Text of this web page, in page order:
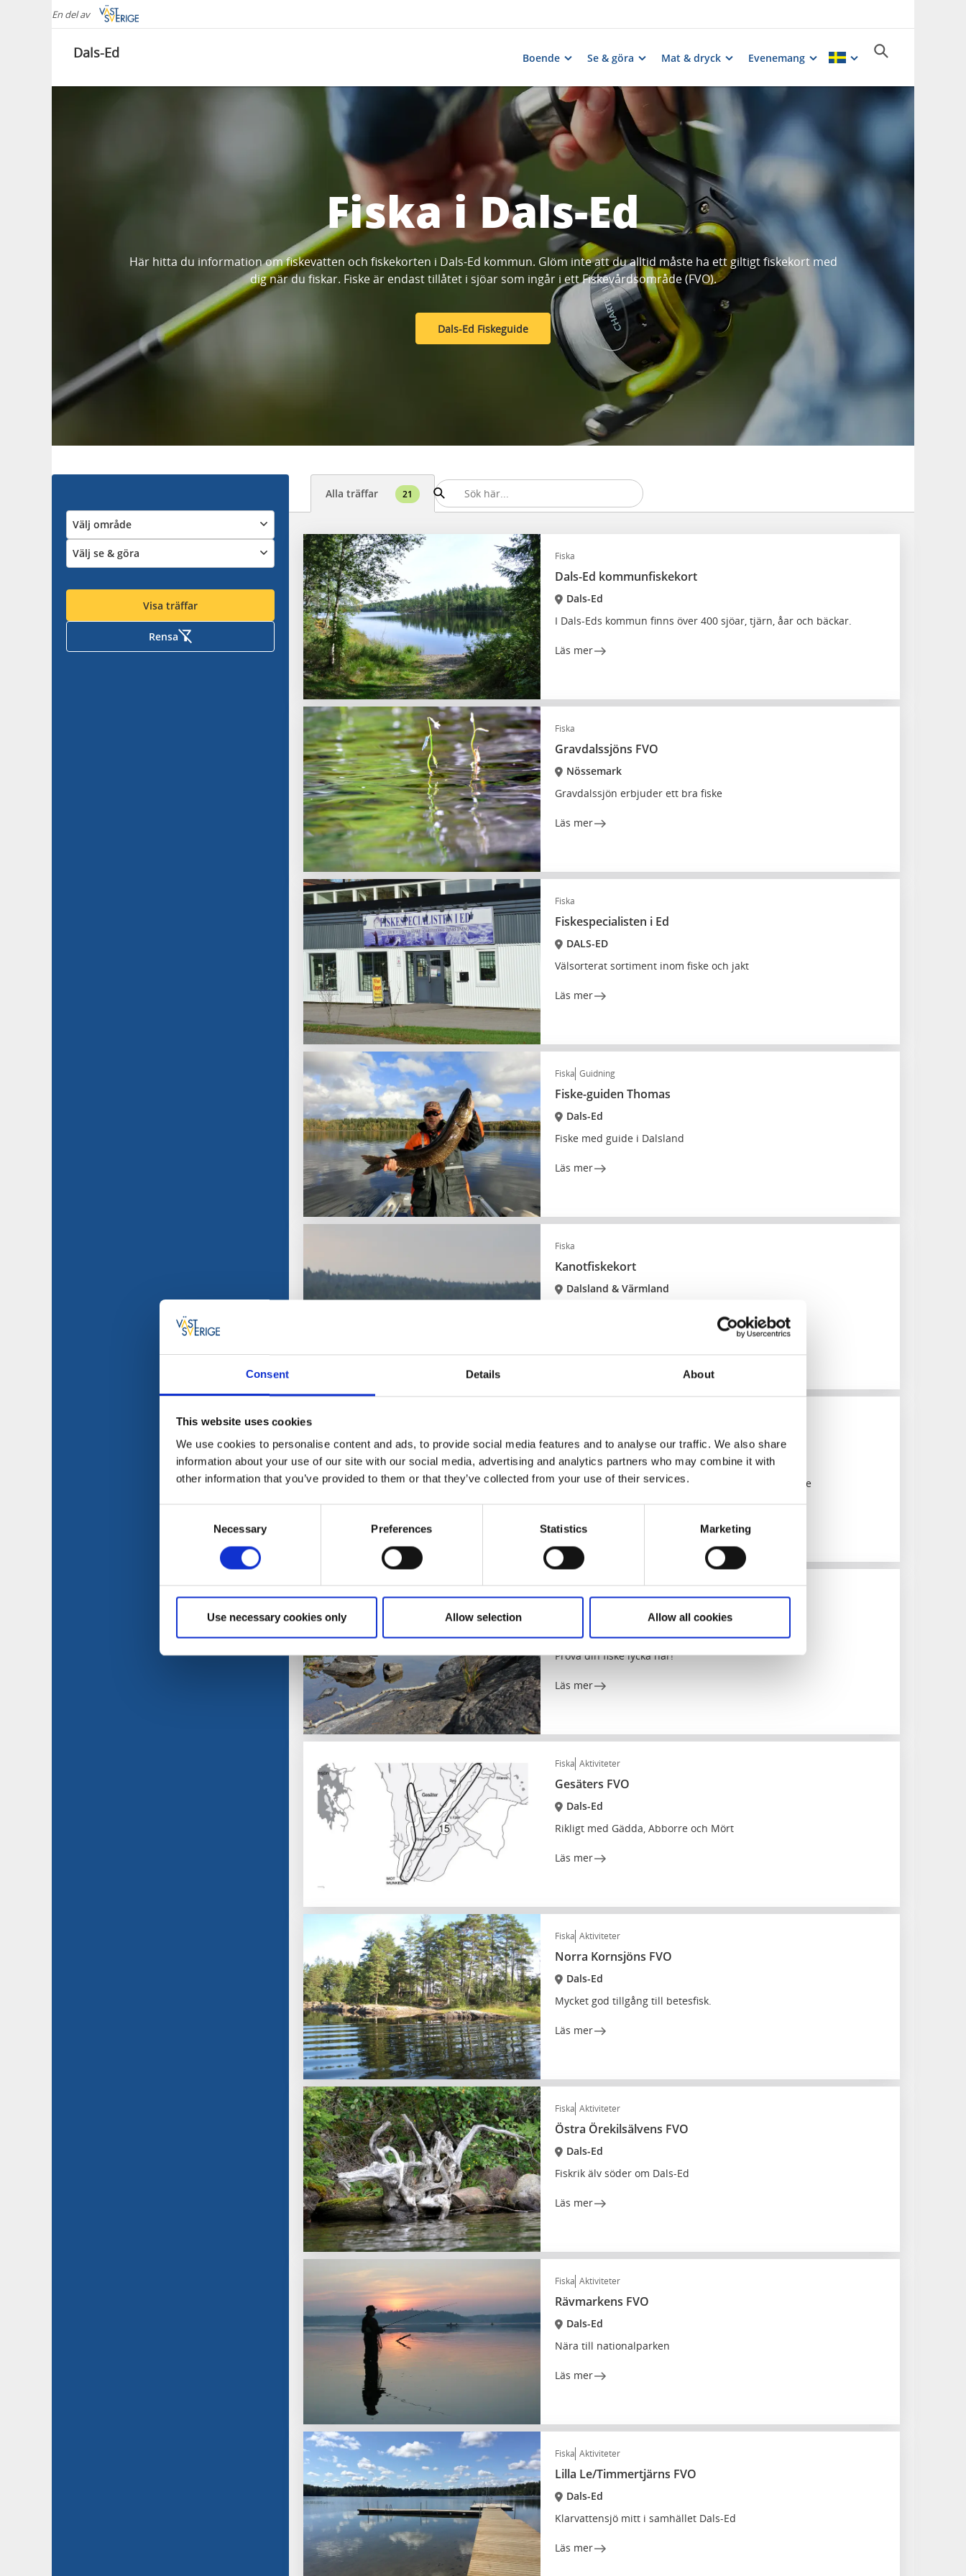
Consent Details About
This website uses cookies
We use cookies to personalise content and ads, to provide social media features and to analyse our traffic. We also share
information about your use of our site with our social media, advertising and analytics partners who may combine it with
other information that you’ve provided to them or that they’ve collected from your use of their services.
Necessary Preferences Statistics Marketing
Use necessary cookies only Allow selection Allow all cookies
En del av
Dals-Ed Boende Se & göra Mat & dryck Evenemang
Fiska i Dals-Ed
Här hitta du information om fiskevatten och fiskekorten i Dals-Ed kommun. Glöm inte att du alltid måste ha ett giltigt fiskekort med
dig när du fiskar. Fiske är endast tillåtet i sjöar som ingår i ett Fiskevårdsområde (FVO).
Dals-Ed Fiskeguide
Välj område
Välj se & göra
Visa träffar
Rensa
Alla träffar 21
Fiska
Dals-Ed kommunfiskekort
Dals-Ed
I Dals-Eds kommun finns över 400 sjöar, tjärn, åar och bäckar.
Läs mer
Fiska
Gravdalssjöns FVO
Nössemark
Gravdalssjön erbjuder ett bra fiske
Läs mer
Fiska
Fiskespecialisten i Ed
DALS-ED
Välsorterat sortiment inom fiske och jakt
Läs mer
Fiska Guidning
Fiske-guiden Thomas
Dals-Ed
Fiske med guide i Dalsland
Läs mer
Fiska
Kanotfiskekort
Dalsland & Värmland
Stora/ Lilla Sågtjärns FVO
Dals-Ed
Familjevänligt vatten i utkanten av Dals-Eds samhälle
Dals-Ed
Prova din fiske lycka här!
Läs mer
Fiska Aktiviteter
Gesäters FVO
Dals-Ed
Rikligt med Gädda, Abborre och Mört
Läs mer
Fiska Aktiviteter
Norra Kornsjöns FVO
Dals-Ed
Mycket god tillgång till betesfisk.
Läs mer
Fiska Aktiviteter
Östra Örekilsälvens FVO
Dals-Ed
Fiskrik älv söder om Dals-Ed
Läs mer
Fiska Aktiviteter
Rävmarkens FVO
Dals-Ed
Nära till nationalparken
Läs mer
Fiska Aktiviteter
Lilla Le/Timmertjärns FVO
Dals-Ed
Klarvattensjö mitt i samhället Dals-Ed
Läs mer